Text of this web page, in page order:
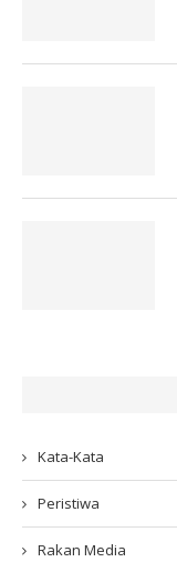
Kata-Kata
Peristiwa
Rakan Media